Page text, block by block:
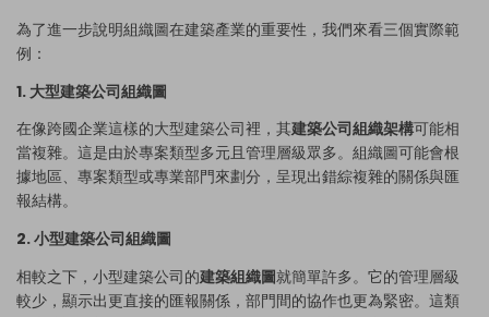
為了進一步說明組織圖在建築產業的重要性，我們來看三個實際範
例：
1. 大型建築公司組織圖
在像跨國企業這樣的大型建築公司裡，其建築公司組織架構可能相
當複雜。這是由於專案類型多元且管理層級眾多。組織圖可能會根
據地區、專案類型或專業部門來劃分，呈現出錯綜複雜的關係與匯
報結構。
2. 小型建築公司組織圖
相較之下，小型建築公司的建築組織圖就簡單許多。它的管理層級
較少，顯示出更直接的匯報關係，部門間的協作也更為緊密。這類